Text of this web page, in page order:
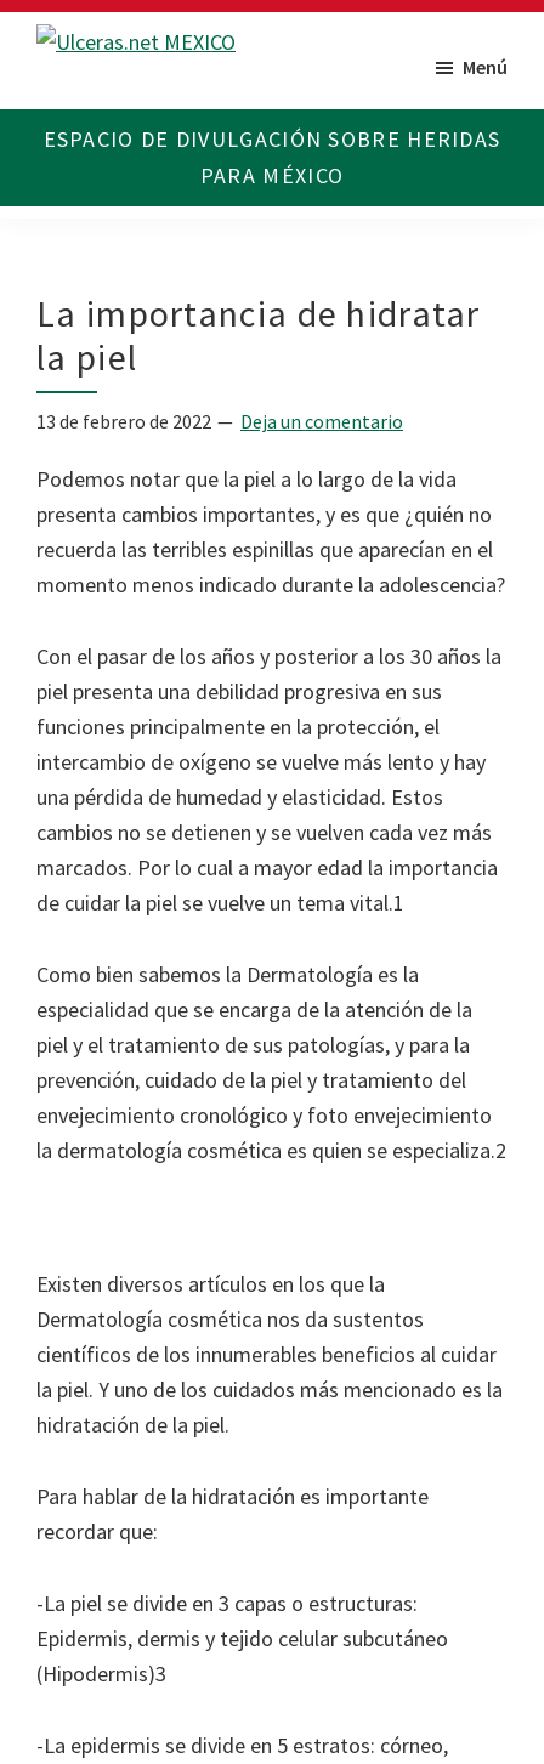
Saltar
Saltar
divulgativo
sobre
Menú
La importancia de hidratar
la piel
13 de febrero de 2022 Deja un comentario
Podemos notar que la piel a lo largo de la vida
presenta cambios importantes, y es que ¿quién no
recuerda las terribles espinillas que aparecían en el
momento menos indicado durante la adolescencia?
Con el pasar de los años y posterior a los 30 años la
piel presenta una debilidad progresiva en sus
funciones principalmente en la protección, el
intercambio de oxígeno se vuelve más lento y hay
una pérdida de humedad y elasticidad. Estos
cambios no se detienen y se vuelven cada vez más
marcados. Por lo cual a mayor edad la importancia
de cuidar la piel se vuelve un tema vital.1
Como bien sabemos la Dermatología es la
especialidad que se encarga de la atención de la
piel y el tratamiento de sus patologías, y para la
prevención, cuidado de la piel y tratamiento del
envejecimiento cronológico y foto envejecimiento
la dermatología cosmética es quien se especializa.2
Existen diversos artículos en los que la
Dermatología cosmética nos da sustentos
científicos de los innumerables beneficios al cuidar
la piel. Y uno de los cuidados más mencionado es la
hidratación de la piel.
Para hablar de la hidratación es importante
recordar que:
-La piel se divide en 3 capas o estructuras:
Epidermis, dermis y tejido celular subcutáneo
(Hipodermis)3
-La epidermis se divide en 5 estratos: córneo,